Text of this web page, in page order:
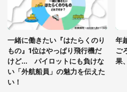
一緒に働きたい『はたらくのり
もの』1位はやっぱり飛行機だ
けど... パイロットにも負けな
い「外航船員」の魅力を伝えた
い！
年
ご
果